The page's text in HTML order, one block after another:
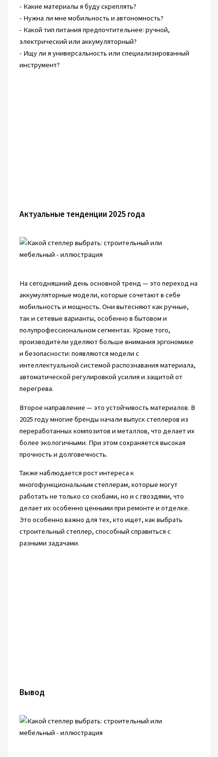
- Какие материалы я буду скреплять?
- Нужна ли мне мобильность и автономность?
- Какой тип питания предпочтительнее: ручной,
электрический или аккумуляторный?
- Ищу ли я универсальность или специализированный
инструмент?
Актуальные тенденции 2025 года
На сегодняшний день основной тренд — это переход на
аккумуляторные модели, которые сочетают в себе
мобильность и мощность. Они вытесняют как ручные,
так и сетевые варианты, особенно в бытовом и
полупрофессиональном сегментах. Кроме того,
производители уделяют больше внимания эргономике
и безопасности: появляются модели с
интеллектуальной системой распознавания материала,
автоматической регулировкой усилия и защитой от
перегрева.
Второе направление — это устойчивость материалов. В
2025 году многие бренды начали выпуск степлеров из
переработанных композитов и металлов, что делает их
более экологичными. При этом сохраняется высокая
прочность и долговечность.
Также наблюдается рост интереса к
многофункциональным степлерам, которые могут
работать не только со скобами, но и с гвоздями, что
делает их особенно ценными при ремонте и отделке.
Это особенно важно для тех, кто ищет, как выбрать
строительный степлер, способный справиться с
разными задачами.
Вывод